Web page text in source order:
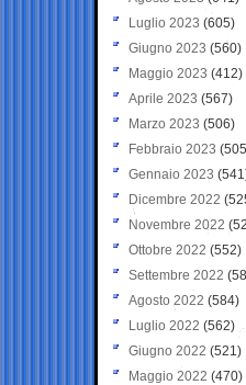
Luglio 2023 (605)
Giugno 2023 (560)
Maggio 2023 (412)
Aprile 2023 (567)
Marzo 2023 (506)
Febbraio 2023
Gennaio 2023
Dicembre 2022
Novembre 2022
Ottobre 2022 (552)
Settembre 2022
Agosto 2022 (584)
Luglio 2022 (562)
Giugno 2022 (521)
Maggio 2022 (470)